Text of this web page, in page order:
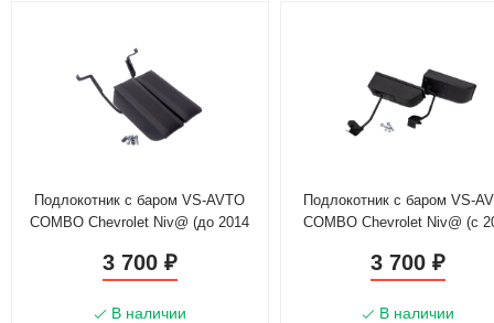
Подлокотник с баром VS-AVTO
COMBO Chevrolet Niv@ (до 2014
3 700 ₽
В наличии
Подлокотник с баром VS-
COMBO Chevrolet Niv@ (с
3 700₽
В наличии